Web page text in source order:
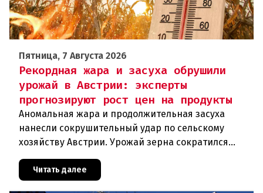
Пятница, 7 Августа 2026
Рекордная жара и засуха обрушили
урожай в Австрии: эксперты
прогнозируют рост цен на продукты
Аномальная жара и продолжительная засуха
нанесли сокрушительный удар по сельскому
хозяйству Австрии. Урожай зерна сократился
потери достигают 80 процентов.
Читать далее